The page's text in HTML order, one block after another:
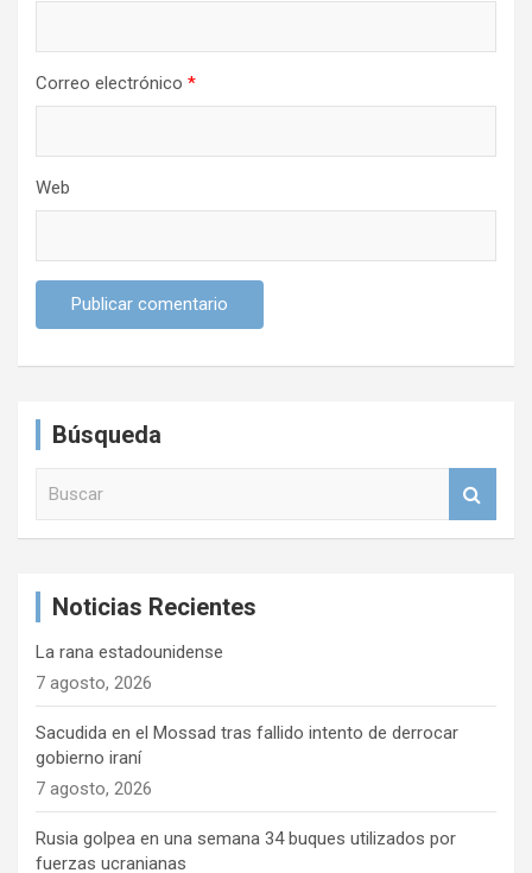
Correo electrónico *
Web
Búsqueda
Noticias Recientes
La rana estadounidense
7 agosto, 2026
Sacudida en el Mossad tras fallido intento de derrocar
gobierno iraní
7 agosto, 2026
Rusia golpea en una semana 34 buques utilizados por
fuerzas ucranianas